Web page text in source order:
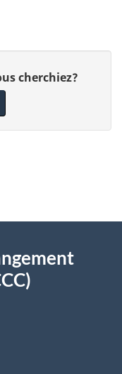
cherchiez?